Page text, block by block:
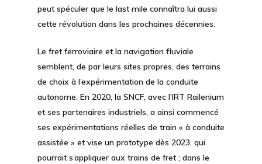
peut spéculer que le last mile connaîtra lui aussi
cette révolution dans les prochaines décennies.
Le fret ferroviaire et la navigation fluviale
semblent, de par leurs sites propres, des terrains
de choix à l’expérimentation de la conduite
autonome. En 2020, la SNCF, avec l’IRT Railenium
et ses partenaires industriels, a ainsi commencé
ses expérimentations réelles de train « à conduite
assistée » et vise un prototype dès 2023, qui
pourrait s’appliquer aux trains de fret ; dans le